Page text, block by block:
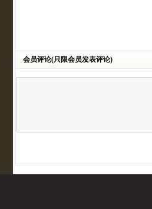
会员评论(只限会员发表评论)